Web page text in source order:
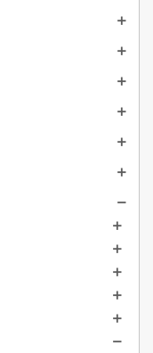
add
add
add
add
add
add
remove
add
add
add
add
add
remove